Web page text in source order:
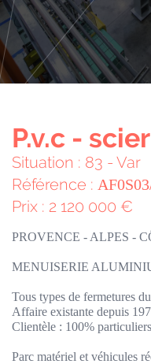
P.v.c -
Situation : 83 - Var
Référence :
Prix : 2 120 000 €
PROVENCE - ALPES -
MENUISERIE
Tous types de fermetures
Affaire existante depuis
Clientèle : 100%
Parc matériel et véhicules